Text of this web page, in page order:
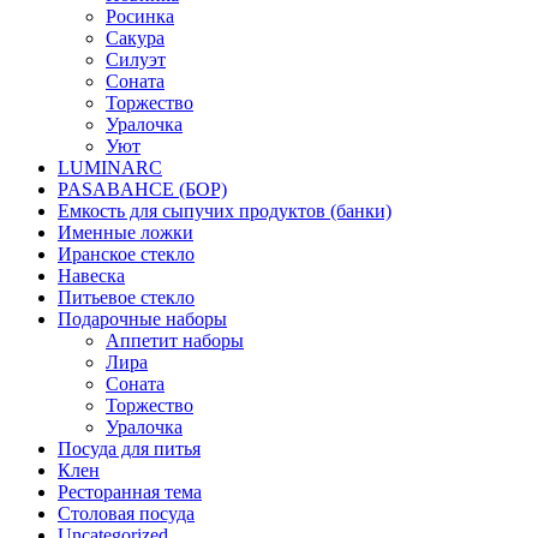
Росинка
Сакура
Силуэт
Соната
Торжество
Уралочка
Уют
LUMINARC
PASABAHCE (БОР)
Емкость для сыпучих продуктов (банки)
Именные ложки
Иранское стекло
Навеска
Питьевое стекло
Подарочные наборы
Аппетит наборы
Лира
Соната
Торжество
Уралочка
Посуда для питья
Клен
Ресторанная тема
Столовая посуда